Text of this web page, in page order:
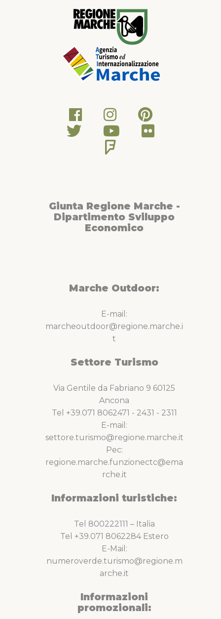
Giunta Regione Marche -
Dipartimento Sviluppo
Economico
Marche Outdoor:
E-mail:
marcheoutdoor@regione.marche.i
t
Settore Turismo
Via Gentile da Fabriano 9 60125
Ancona
Tel +39.071 8062471 - 2431 - 2311
E-mail:
settore.turismo@regione.marche.it
Pec:
regione.marche.funzionectc@ema
rche.it
Informazioni turistiche:
Tel 800222111 – Italia
Tel +39.071 8062284 Estero
E-Mail:
numeroverde.turismo@regione.m
arche.it
Informazioni
promozionali: